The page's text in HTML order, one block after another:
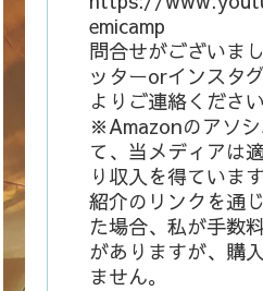
emicamp
問合せがございま
ッターorインスタ
よりご連絡くださ
※Amazonのアソシ
て、当メディアは
り収入を得ています
紹介のリンクを通
た場合、私が手数
がありますが、購
ません。